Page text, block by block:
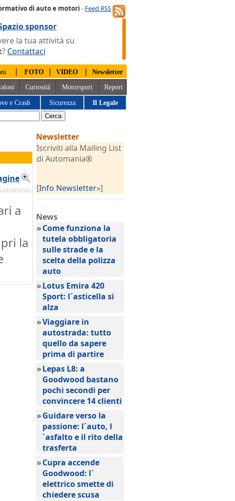
di auto e motori - Feed RSS
sponsor
la tua attività su
? Contattaci
| FOTO | VIDEO | Newsletter
Curiosità Motorsport Report
e Crash Sicurezza Il Legale
a
la
Newsletter
Iscriviti alla Mailing List
di Automania®
[Info Newsletter»]
News
»Come funziona la
tutela obbligatoria
sulle strade e la
scelta della polizza
auto
»Lotus Emira 420
Sport: l´asticella si
alza
»Viaggiare in
autostrada: tutto
quello da sapere
prima di partire
»Lepas L8: a
Goodwood bastano
pochi secondi per
convincere 14 clienti
»Guidare verso la
passione: l´auto, l
´asfalto e il rito della
trasferta
»Cupra accende
Goodwood: l´
elettrico smette di
chiedere scusa